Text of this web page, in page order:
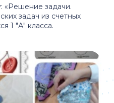
«Решение задачи.
задач из счетных
1 "А" класса.